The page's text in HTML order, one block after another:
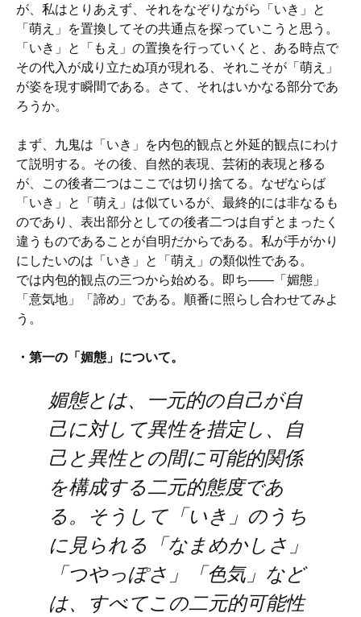
が、私はとりあえず、それをなぞりながら「いき」と
「萌え」を置換してその共通点を探っていこうと思う。
「いき」と「もえ」の置換を行っていくと、ある時点で
その代入が成り立たぬ項が現れる、それこそが「萌え」
が姿を現す瞬間である。さて、それはいかなる部分であ
ろうか。
まず、九鬼は「いき」を内包的観点と外延的観点にわけ
て説明する。その後、自然的表現、芸術的表現と移る
が、この後者二つはここでは切り捨てる。なぜならば
「いき」と「萌え」は似ているが、最終的には非なるも
のであり、表出部分としての後者二つは自ずとまったく
違うものであることが自明だからである。私が手がかり
にしたいのは「いき」と「萌え」の類似性である。
では内包的観点の三つから始める。即ち――「媚態」
「意気地」「諦め」である。順番に照らし合わせてみよ
う。
・第一の「媚態」について。
媚態とは、一元的の自己が自
己に対して異性を措定し、自
己と異性との間に可能的関係
を構成する二元的態度であ
る。そうして「いき」のうち
に見られる「なまめかしさ」
「つやっぽさ」「色気」など
は、すべてこの二元的可能性